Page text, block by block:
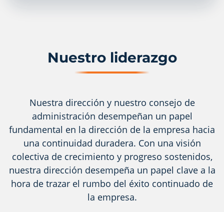
Nuestro liderazgo
Nuestra dirección y nuestro consejo de
administración desempeñan un papel
fundamental en la dirección de la empresa hacia
una continuidad duradera. Con una visión
colectiva de crecimiento y progreso sostenidos,
nuestra dirección desempeña un papel clave a la
hora de trazar el rumbo del éxito continuado de
la empresa.